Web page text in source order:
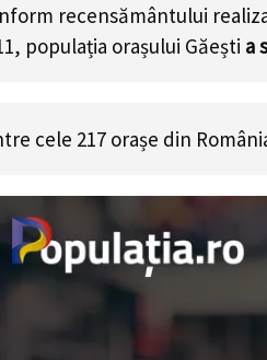
recensământului
populația orașului Găești a
cele 217 orașe din